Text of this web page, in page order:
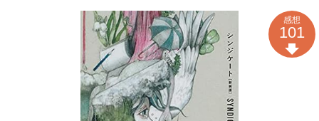
感想
101